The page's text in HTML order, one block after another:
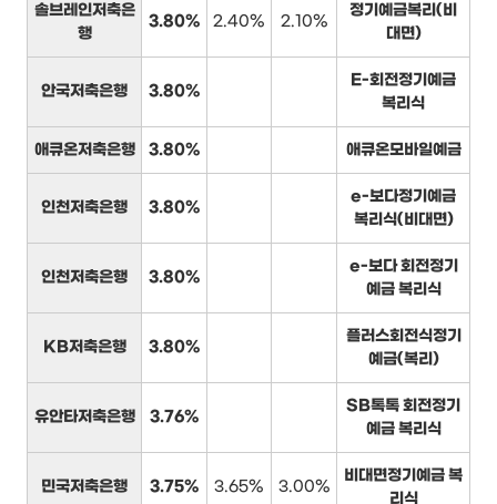
솔브레인저축은
행
3.80% 2.40% 2.10%
정기예금복리(비
대면)
안국저축은행 3.80%
E-회전정기예금
복리식
애큐온저축은행 3.80% 애큐온모바일예금
인천저축은행 3.80%
e-보다정기예금
복리식(비대면)
인천저축은행 3.80%
e-보다 회전정기
예금 복리식
KB저축은행 3.80%
플러스회전식정기
예금(복리)
유안타저축은행 3.76%
SB톡톡 회전정기
예금 복리식
민국저축은행 3.75% 3.65% 3.00%
비대면정기예금 복
리식